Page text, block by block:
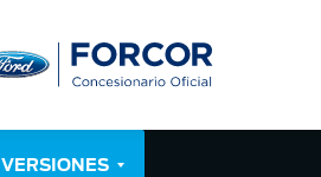
VERSIONES